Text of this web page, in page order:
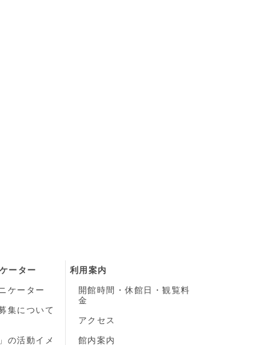
ーター
ケーター
集について
の活動イメ
利用案内
開館時間・休館日・観覧料
金
アクセス
館内案内